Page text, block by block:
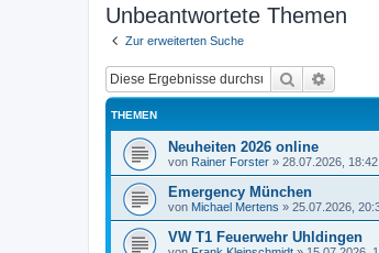
Unbeantwortete Themen
Zur erweiterten Suche
Suche
THEMEN
Neuheiten 2026 online
von Rainer Forster » 28.07.2026, 18:42
Emergency München
von Michael Mertens » 25.07.2026,
VW T1 Feuerwehr Uhldingen